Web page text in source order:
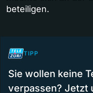
beteiligen.
TIPP
Sie wollen keine
verpassen? Jetzt